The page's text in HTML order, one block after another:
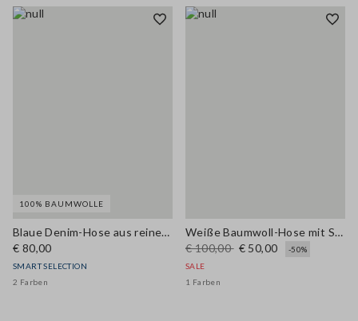
100% BAUMWOLLE
Blaue Denim-Hose aus reiner Baumwolle im Relaxed Fit
€ 80,00
SMART SELECTION
2 Farben
Weiße Baumwoll-Hose mit Stretch Wide Leg
€ 100,00 € 50,00
-50%
SALE
1 Farben